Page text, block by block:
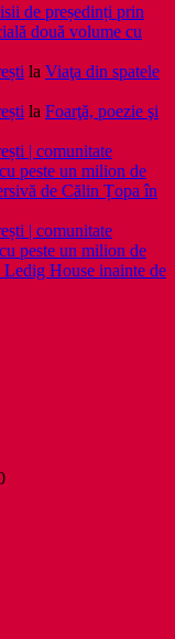
de președinți prin
două volume cu
la Viaţa din spatele
la Foarţă, poezie şi
| comunitate
peste un milion de
de Călin Țopa în
| comunitate
peste un milion de
House inainte de